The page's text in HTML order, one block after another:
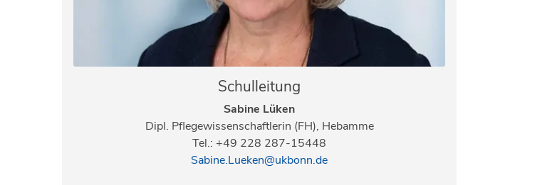
Schulleitung
Sabine Lüken
Dipl. Pflegewissenschaftlerin (FH), Hebamme
Tel.: +49 228 287-15448
Sabine.Lueken@ukbonn.de